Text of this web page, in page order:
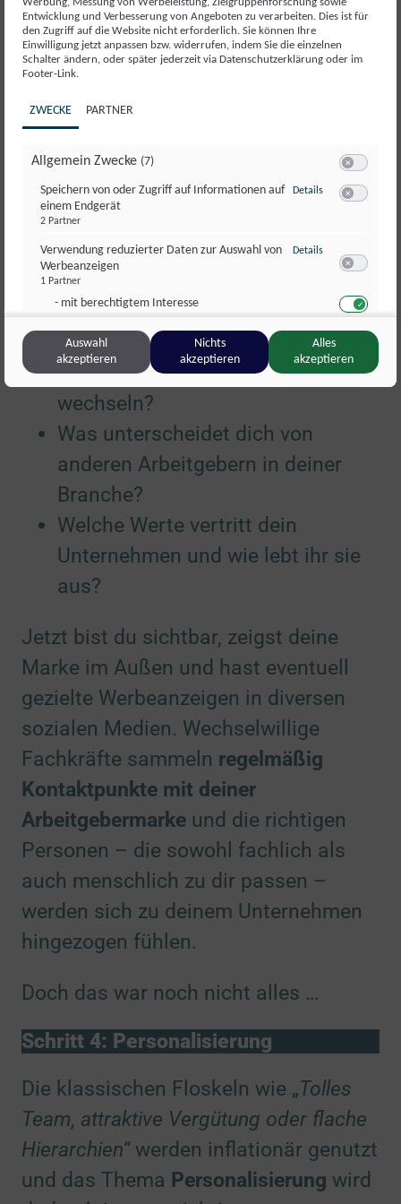
Lösung. Es reicht nicht mehr aus, neue
Menschen über offene stellen zu
sichtbar, sondern auch attraktiv sein.
Das wichtigste Kernelement, um
Anziehung aufzubauen, ist deine
Arbeitgebermarke
guten Talente für dich gewinnen willst,
muss sofort klar werden:
Warum sollen diese Personen
denn ausgerechnet zu dir
wechseln?
Was unterscheidet dich von
anderen Arbeitgebern in deiner
Branche?
Welche Werte vertritt dein
Unternehmen und wie lebt ihr sie
aus?
Jetzt bist du sichtbar, zeigst deine
Marke im Außen und hast eventuell
gezielte Werbeanzeigen in diversen
sozialen Medien. Wechselwillige
Fachkräfte sammeln regelmäßig
Kontaktpunkte mit deiner
Arbeitgebermarke und die richtigen
Personen – die sowohl fachlich als
auch menschlich zu dir passen –
werden sich zu deinem Unternehmen
hingezogen fühlen.
Doch das war noch nicht alles …
Schritt 4: Personalisierung
Die klassischen Floskeln wie „Tolles
Team, attraktive Vergütung oder flache
Hierarchien“werden inflationär genutzt
und das Thema Personalisierung wird
Entwicklung und Verbesserung von Angeboten zu verarbeiten. Dies ist für
den Zugriff auf die Website nicht erforderlich. Sie können Ihre
Einwilligung jetzt anpassen bzw. widerrufen, indem Sie die einzelnen
Schalter ändern, oder später jederzeit via Datenschutzerklärung oder im
Footer-Link.
ZWECKE PARTNER
Allgemein Zwecke (7)
Speichern von oder Zugriff auf Informationen auf
einem Endgerät
2 Partner
Details zu Speichern
Verwendung reduzierter Daten zur Auswahl von
Werbeanzeigen
1 Partner
- mit berechtigtem Interesse
1 Partner
Details
Switch zum
Erstellung von Profilen für personalisierte
Werbung
Detailszu Erstellung
Switch
Verwendung von Profilen zur Auswahl
personalisierter Werbung
2 Partner
Messung der Werbeleistung
- mit berechtigtem Interesse
1 Partner
Details zu Messung der
Analyse von Zielgruppen durch Statistiken oder
Kombinationen von Daten aus verschiedenen
Quellen
1 Partner
1 Partner
Details
Entwicklung und Verbesserung der Angebote
1 Partner
- mit berechtigtem Interesse
Details zu Entwicklung
Spezielle Zwecke
Gewährleistung der Sicherheit, Verhinderung und
Aufdeckung von Betrug und Fehlerbehebung
2 Partner
Bereitstellung und Anzeige von Werbung und Inhalten
2 Partner
Details
Ihre Entscheidungen zum Datenschutz speichern und
übermitteln
Features (3)
unterschiedlichen Quellen
2 Partner
1 Partner
Identifikation von Endgeräten anhand automatisch
1 Partner
Detailszu
Auswahl
akzeptieren
Nichts
akzeptieren
Alles
akzeptieren